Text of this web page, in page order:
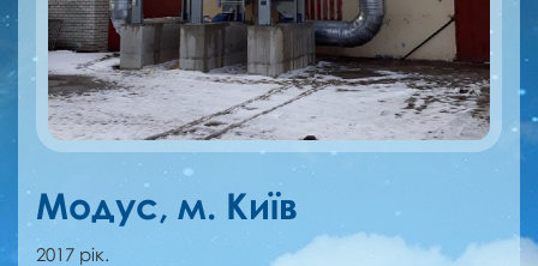
Модус, м. Київ
2017 рік.